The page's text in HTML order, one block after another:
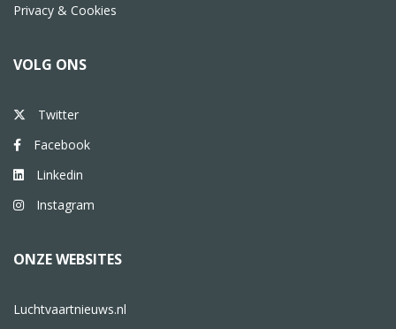
Privacy & Cookies
VOLG ONS
Twitter
Facebook
Linkedin
Instagram
ONZE WEBSITES
Luchtvaartnieuws.nl